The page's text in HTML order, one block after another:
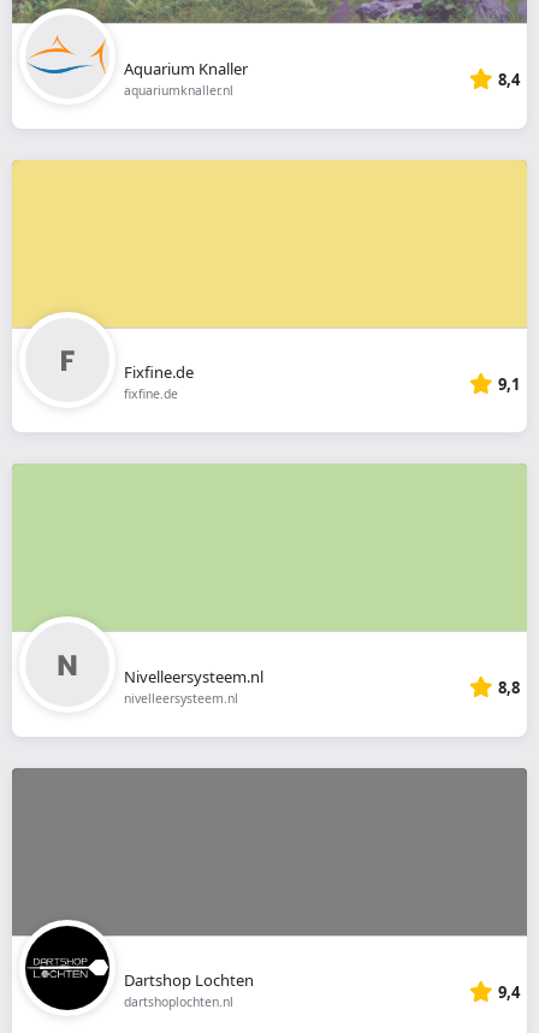
Aquarium Knaller
aquariumknaller.nl 8,4
Fixfine.de
fixfine.de 9,1
Nivelleersysteem.nl
nivelleersysteem.nl 8,8
Dartshop Lochten
dartshoplochten.nl 9,4